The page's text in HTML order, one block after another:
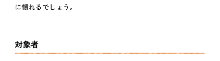
に慣れるでしょう。
対象者